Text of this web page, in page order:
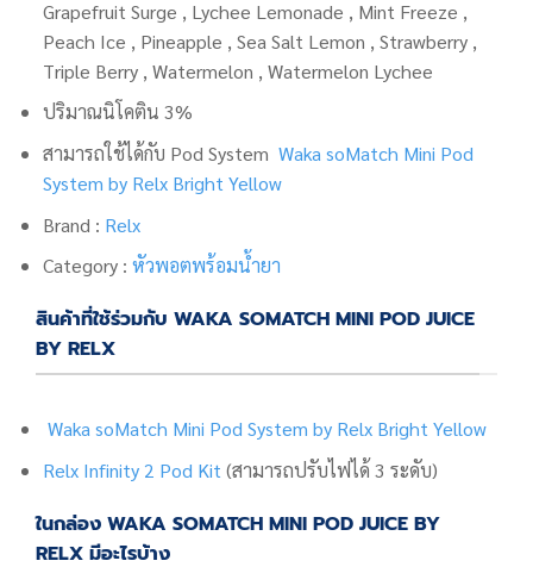
Grapefruit Surge , Lychee Lemonade , Mint Freeze ,
Peach Ice , Pineapple , Sea Salt Lemon , Strawberry ,
Triple Berry , Watermelon , Watermelon Lychee
ปริมาณนิโคติน 3%
สามารถใช้ได้กับ Pod System Waka soMatch Mini Pod
System by Relx Bright Yellow
Brand : Relx
Category : หัวพอตพร้อมน้ำยา
สินค้าที่ใช้ร่วมกับ WAKA SOMATCH MINI POD JUICE
BY RELX
Waka soMatch Mini Pod System by Relx Bright Yellow
Relx Infinity 2 Pod Kit (สามารถปรับไฟได้ 3 ระดับ)
ในกล่อง WAKA SOMATCH MINI POD JUICE BY
RELX มีอะไรบ้าง